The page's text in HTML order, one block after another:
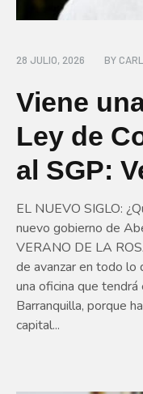
28 JULIO, 2026 BY
Viene
Ley de
al SGP:
EL NUEVO SIGLO:
nuevo gobierno de
VERANO DE LA
de avanzar en todo lo
una oficina que
Barranquilla, porque
capital...